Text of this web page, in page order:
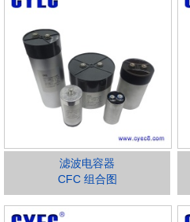
滤波电容器
CFC 组合图